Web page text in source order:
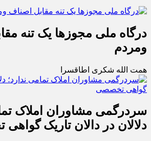
درگاه ملی مجوزها یک تنه
ومردم
همت الله شکری اطاقسرا
سردرگمی مشاوران املاک
دلالان در دالان تاریک